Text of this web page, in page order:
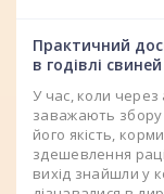
Практичний
в годівлі свиней
У час, коли
заважають
його якість,
здешевлення
вихід знайшли у